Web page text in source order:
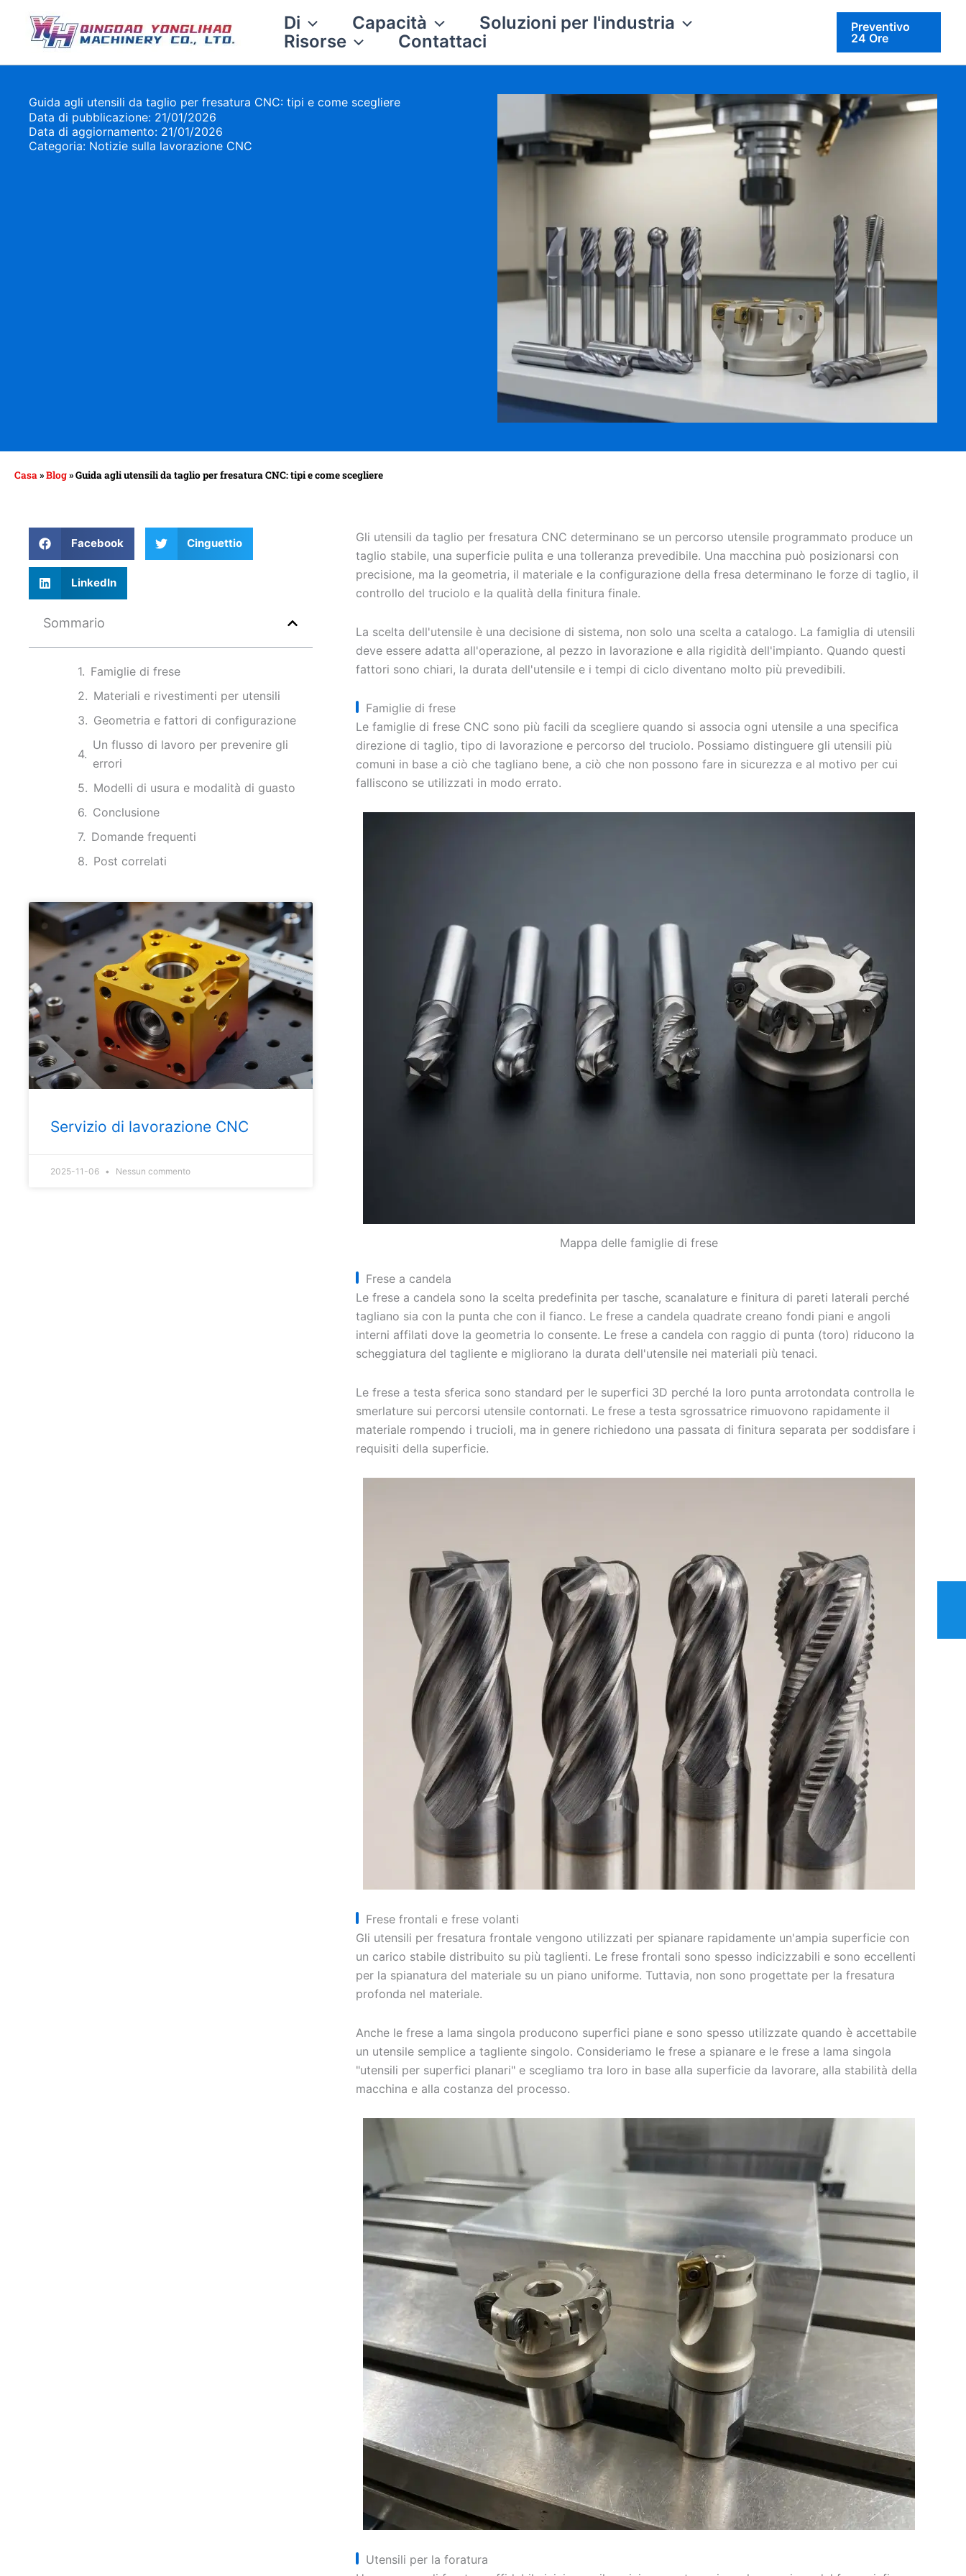
contenuto
Di Capacità
Soluzioni per l'industria
Risorse
Contattaci
Preventivo
24 Ore
Guida agli utensili da taglio per fresatura CNC: tipi e come scegliere
Data di pubblicazione: 21/01/2026
Data di aggiornamento: 21/01/2026
Categoria: Notizie sulla lavorazione CNC
Casa»Blog»Guida agli utensili da taglio per fresatura CNC: tipi e come scegliere
Facebook Cinguettio
LinkedIn
Sommario
Famiglie di frese
Materiali e rivestimenti per utensili
Geometria e fattori di configurazione
Un flusso di lavoro per prevenire gli
errori
Modelli di usura e modalità di guasto
Conclusione
Domande frequenti
Post correlati
Servizio di lavorazione CNC
2025-11-06 Nessun commento
Gli utensili da taglio per fresatura CNC determinano se un percorso utensile programmato produce un
taglio stabile, una superficie pulita e una tolleranza prevedibile. Una macchina può posizionarsi con
precisione, ma la geometria, il materiale e la configurazione della fresa determinano le forze di taglio, il
controllo del truciolo e la qualità della finitura finale.
La scelta dell'utensile è una decisione di sistema, non solo una scelta a catalogo. La famiglia di utensili
deve essere adatta all'operazione, al pezzo in lavorazione e alla rigidità dell'impianto. Quando questi
fattori sono chiari, la durata dell'utensile e i tempi di ciclo diventano molto più prevedibili.
Famiglie di frese
Le famiglie di frese CNC sono più facili da scegliere quando si associa ogni utensile a una specifica
direzione di taglio, tipo di lavorazione e percorso del truciolo. Possiamo distinguere gli utensili più
comuni in base a ciò che tagliano bene, a ciò che non possono fare in sicurezza e al motivo per cui
falliscono se utilizzati in modo errato.
Mappa delle famiglie di frese
Frese a candela
Le frese a candela sono la scelta predefinita per tasche, scanalature e finitura di pareti laterali perché
tagliano sia con la punta che con il fianco. Le frese a candela quadrate creano fondi piani e angoli
interni affilati dove la geometria lo consente. Le frese a candela con raggio di punta (toro) riducono la
scheggiatura del tagliente e migliorano la durata dell'utensile nei materiali più tenaci.
Le frese a testa sferica sono standard per le superfici 3D perché la loro punta arrotondata controlla le
smerlature sui percorsi utensile contornati. Le frese a testa sgrossatrice rimuovono rapidamente il
materiale rompendo i trucioli, ma in genere richiedono una passata di finitura separata per soddisfare i
requisiti della superficie.
Frese frontali e frese volanti
Gli utensili per fresatura frontale vengono utilizzati per spianare rapidamente un'ampia superficie con
un carico stabile distribuito su più taglienti. Le frese frontali sono spesso indicizzabili e sono eccellenti
per la spianatura del materiale su un piano uniforme. Tuttavia, non sono progettate per la fresatura
profonda nel materiale.
Anche le frese a lama singola producono superfici piane e sono spesso utilizzate quando è accettabile
un utensile semplice a tagliente singolo. Consideriamo le frese a spianare e le frese a lama singola
"utensili per superfici planari" e scegliamo tra loro in base alla superficie da lavorare, alla stabilità della
macchina e alla costanza del processo.
Utensili per la foratura